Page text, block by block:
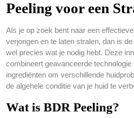
Peeling voor een
Als je op zoek bent naar een
verjongen en te laten stralen, dan is
wel precies wat je nodig hebt. Deze
combineert geavanceerde
ingrediënten om verschillende
de algehele conditie van je huid te
Wat is BDR Peeling?